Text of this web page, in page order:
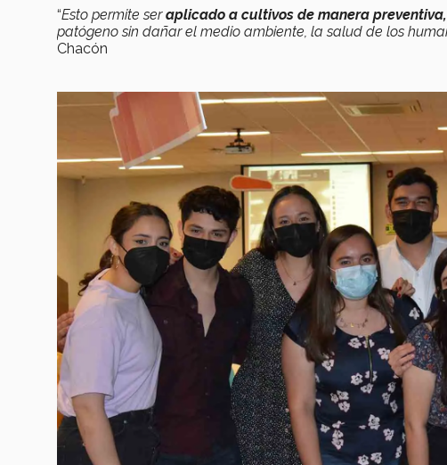
“Esto permite seraplicado a cultivos de manera preventiva,
patógeno sin dañar el medio ambiente, la salud de los
Chacón